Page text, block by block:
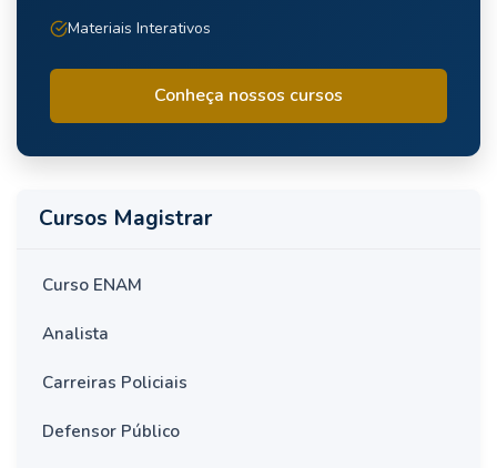
Materiais Interativos
Conheça nossos cursos
Cursos Magistrar
Curso ENAM
Analista
Carreiras Policiais
Defensor Público